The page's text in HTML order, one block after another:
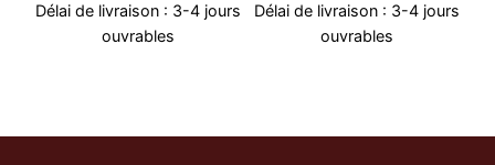
était :
est :
Délai de livraison : 3-4 jours
ouvrables
Délai de livraison : 3-4 jours
ouvrables